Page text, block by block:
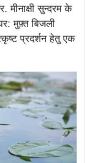
मीनाक्षी सुन्दरम के
मुफ़्त बिजली
प्रदर्शन हेतु एक